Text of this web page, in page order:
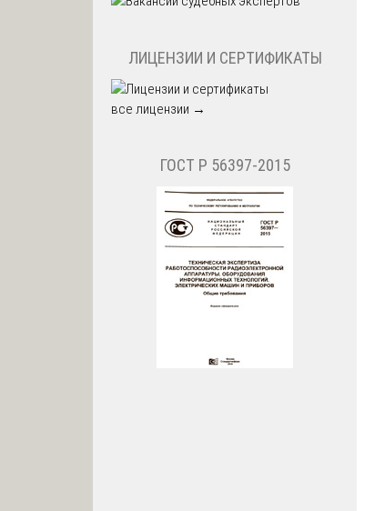
ЛИЦЕНЗИИ И СЕРТИФИКАТЫ
все лицензии →
ГОСТ Р 56397-2015